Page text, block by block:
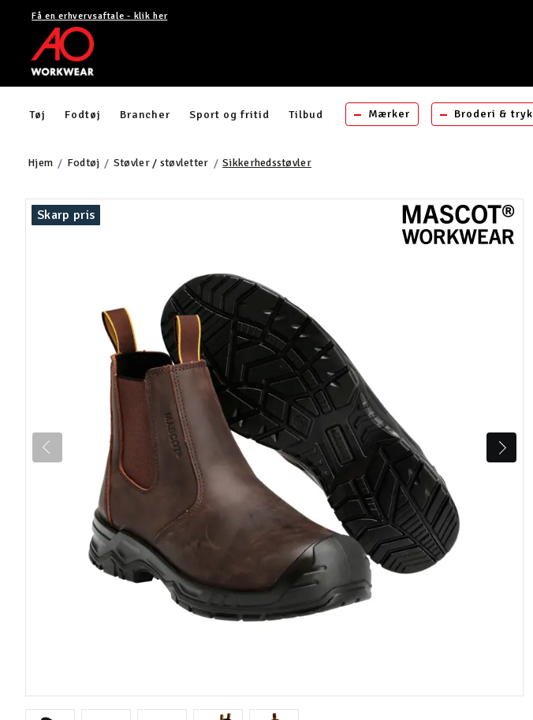
Få en erhvervsaftale - klik her
Tøj Fodtøj Brancher Sport og fritid Tilbud Mærker Broderi & tryk
Hjem Fodtøj Støvler / støvletter Sikkerhedsstøvler
Skarp pris